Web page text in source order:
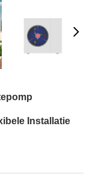
Installatie